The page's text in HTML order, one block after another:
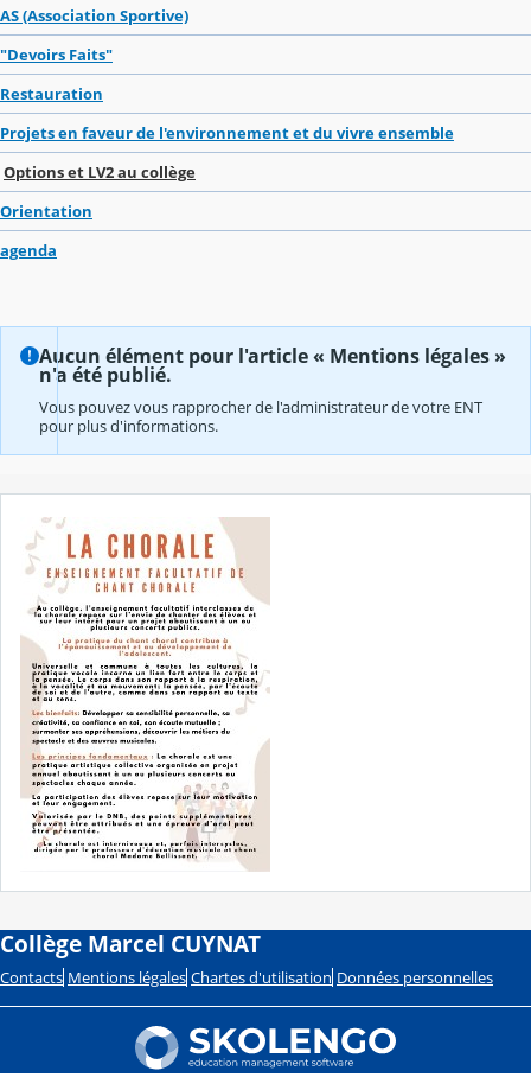
AS (Association Sportive)
"Devoirs Faits"
Restauration
Projets en faveur de l'environnement et du vivre ensemble
Options et LV2 au collège
Orientation
agenda
Aucun élément pour l'article « Mentions légales »
n'a été publié.
Vous pouvez vous rapprocher de l'administrateur de votre ENT
pour plus d'informations.
Collège Marcel CUYNAT
Contacts Mentions légales Chartes d'utilisation Données personnelles